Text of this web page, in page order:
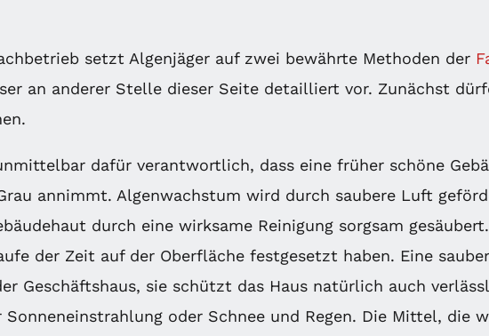
setzt Algenjäger auf zwei bewährte Methoden der
an anderer Stelle dieser Seite detailliert vor. Zunächst
dafür verantwortlich, dass eine früher schöne
annimmt. Algenwachstum wird durch saubere Luft
durch eine wirksame Reinigung sorgsam
der Zeit auf der Oberfläche festgesetzt haben. Eine
Geschäftshaus, sie schützt das Haus natürlich auch
oder Schnee und Regen. Die Mittel, die